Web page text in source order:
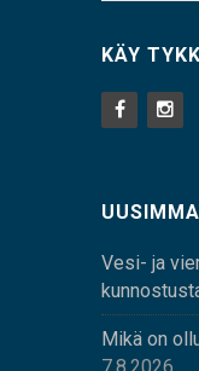
KÄY
Vesi- ja
Mikä on